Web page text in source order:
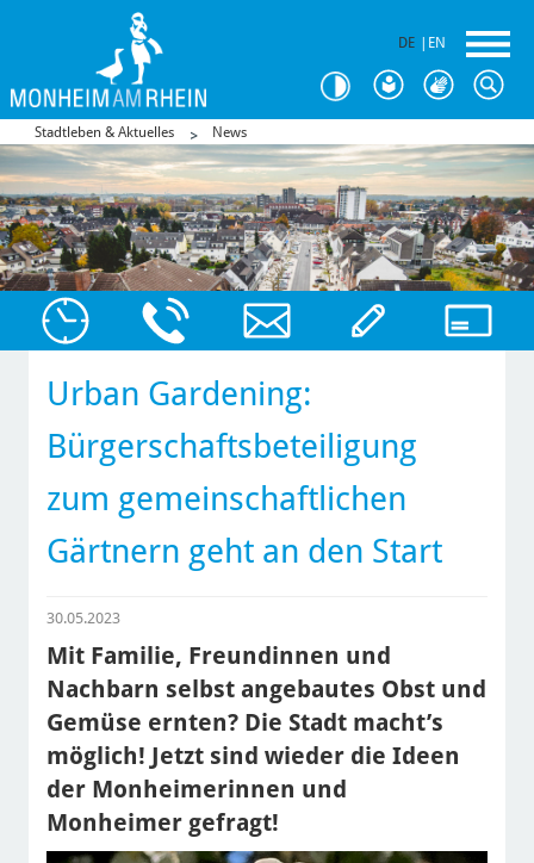
DE EN
Stadtleben & Aktuelles News
Urban Gardening:
Bürgerschaftsbeteiligung
zum gemeinschaftlichen
Gärtnern geht an den Start
30.05.2023
Mit Familie, Freundinnen und
Nachbarn selbst angebautes Obst und
Gemüse ernten? Die Stadt macht’s
möglich! Jetzt sind wieder die Ideen
der Monheimerinnen und
Monheimer gefragt!